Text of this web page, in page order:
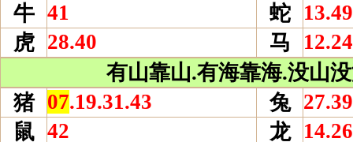
牛 41 蛇
13.49
虎 28.40 马
有山靠山.有海靠海.没山
猪 07.19.31.43 兔 27.39
鼠 42 龙